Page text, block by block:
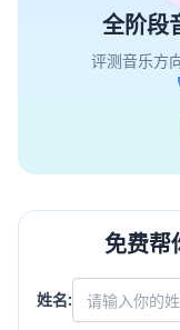
全阶段
评测音乐方
免费帮
姓名: